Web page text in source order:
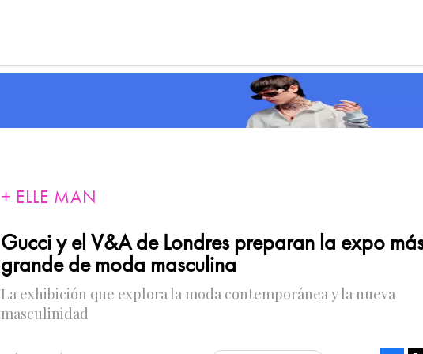
ELLE MAN
Gucci y el V&A de Londres preparan la expo
grande de moda masculina
La exhibición que explora la moda contemporánea y la nueva
masculinidad